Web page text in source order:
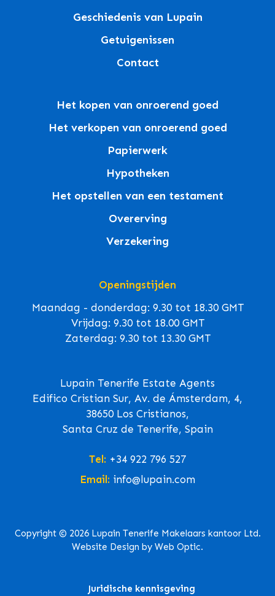
Geschiedenis van Lupain
Getuigenissen
Contact
Het kopen van onroerend goed
Het verkopen van onroerend goed
Papierwerk
Hypotheken
Het opstellen van een testament
Overerving
Verzekering
Openingstijden
Maandag - donderdag: 9.30 tot 18.30 GMT
Vrijdag: 9.30 tot 18.00 GMT
Zaterdag: 9.30 tot 13.30 GMT
Lupain Tenerife Estate Agents
Edifico Cristian Sur, Av. de Ámsterdam, 4,
38650 Los Cristianos,
Santa Cruz de Tenerife, Spain
Tel: +34 922 796 527
Email: info@lupain.com
Copyright © 2026 Lupain Tenerife Makelaars kantoor Ltd.
Website Design by Web Optic.
Juridische kennisgeving